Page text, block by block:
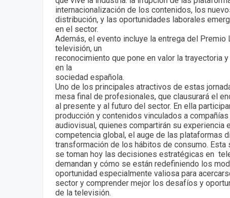
internacionalización de los contenidos, los
distribución, y las oportunidades laborales
en el sector.
Además, el evento incluye la entrega del Premio
televisión, un
reconocimiento que pone en valor la trayectoria
en la
sociedad española.
Uno de los principales atractivos de estas
mesa final de profesionales, que clausurará el
al presente y al futuro del sector. En ella
producción y contenidos vinculados a
audiovisual, quienes compartirán su experiencia
competencia global, el auge de las plataformas
transformación de los hábitos de consumo.
se toman hoy las decisiones estratégicas en
demandan y cómo se están redefiniendo los
oportunidad especialmente valiosa para
sector y comprender mejor los desafíos y
de la televisión.